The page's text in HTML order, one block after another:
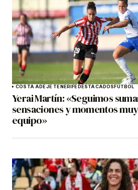
COSTA ADEJE TENERIFEDESTACADOSFÚTBOL
Yerai Martín: «Seguimos
sensaciones y momentos
equipo»